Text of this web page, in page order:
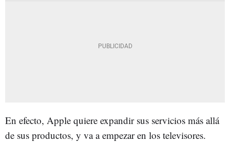
En efecto, Apple quiere expandir sus servicios más allá
de sus productos, y va a empezar en los televisores.